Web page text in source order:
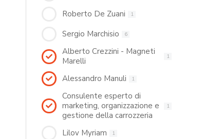
Roberto De Zuani 1
Sergio Marchisio 6
Alberto Crezzini - Magneti
Marelli
1
Alessandro Manuli 1
Consulente esperto di
marketing, organizzazione e
gestione della carrozzeria
1
Lilov Myriam 1